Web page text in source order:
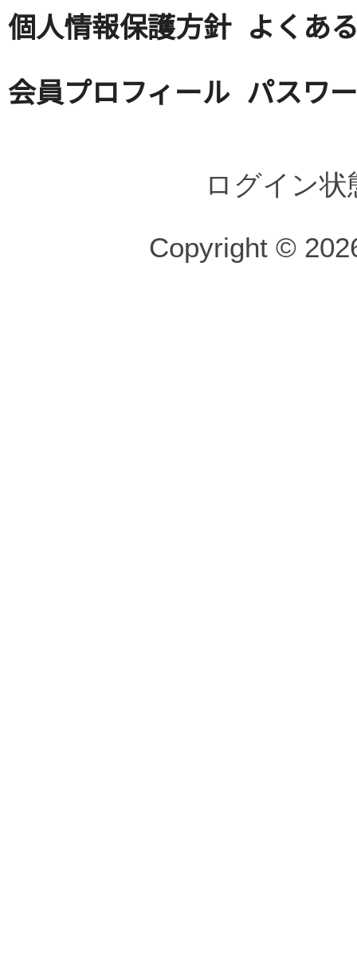
個人情報保護方針 よくあ
会員プロフィール パスワ
ログイン
Copyright ©